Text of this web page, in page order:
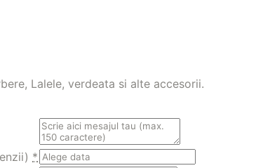
Lalele, verdeata si alte accesorii.
*